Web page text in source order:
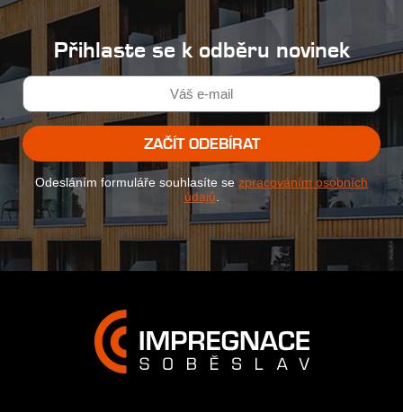
Přihlaste se k odběru novinek
ZAČÍT ODEBÍRAT
Odesláním formuláře souhlasíte se zpracováním osobních
údajů.